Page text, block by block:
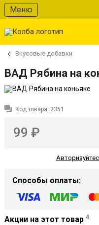
Меню
Вкусовые добавки
ВАД Рябина на
Код товара: 2351
99 ₽
Способы оплаты:
Акции на этот товар 4